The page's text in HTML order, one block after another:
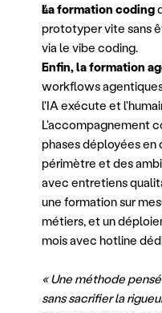
La formation coding
prototyper vite sans
via le vibe coding.
Enfin, la formation
workflows
l'IA exécute et
L'accompagnement
phases déployées en
périmètre et des
avec entretiens
une formation sur
métiers, et un
mois avec hotline
« Une méthode
sans sacrifier la